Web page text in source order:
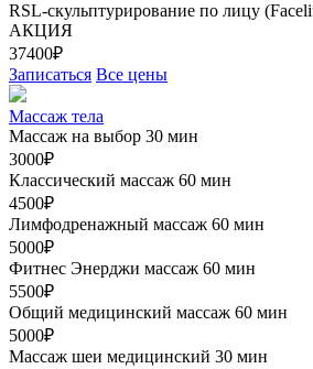
RSL-скульптурирование по лицу
АКЦИЯ
37400₽
Записаться Все цены
Массаж тела
Массаж на выбор 30 мин
3000₽
Классический массаж 60 мин
4500₽
Лимфодренажный массаж 60 мин
5000₽
Фитнес Энерджи массаж 60 мин
5500₽
Общий медицинский массаж 60 мин
5000₽
Массаж шеи медицинский 30 мин